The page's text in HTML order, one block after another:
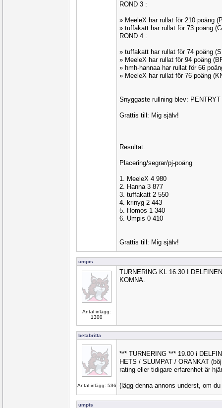
ROND 3 :
» MeeleX har rullat för 210 poäng
» tuffakatt har rullat för 73 poäng
ROND 4 :
» tuffakatt har rullat för 74 poäng
» MeeleX har rullat för 94 poäng
» hmh-hannaa har rullat för 66
» MeeleX har rullat för 76 poäng
Snyggaste rullning blev: PENTRYT
Grattis till: Mig själv!
Resultat:
Placering/segrar/pj-poäng
1. MeeleX 4 980
2. Hanna 3 877
3. tuffakatt 2 550
4. krinyg 2 443
5. Homos 1 340
6. Umpis 0 410
Grattis till: Mig själv!
umpis
Antal inlägg:
1300
TURNERING KL 16.30 I
KOMNA.
betabritta
Antal inlägg: 536
*** TURNERING *** 19.00 i
HETS / SLUMPAT / ORANKAT
rating eller tidigare erfarenhet är
(lägg denna annons underst, om
umpis